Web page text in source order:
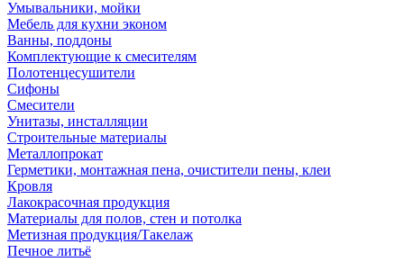
Умывальники, мойки
Мебель для кухни эконом
Ванны, поддоны
Комплектующие к смесителям
Полотенцесушители
Сифоны
Смесители
Унитазы, инсталляции
Строительные материалы
Металлопрокат
Герметики, монтажная пена, очистители пены, клеи
Кровля
Лакокрасочная продукция
Материалы для полов, стен и потолка
Метизная продукция/Такелаж
Печное литьё